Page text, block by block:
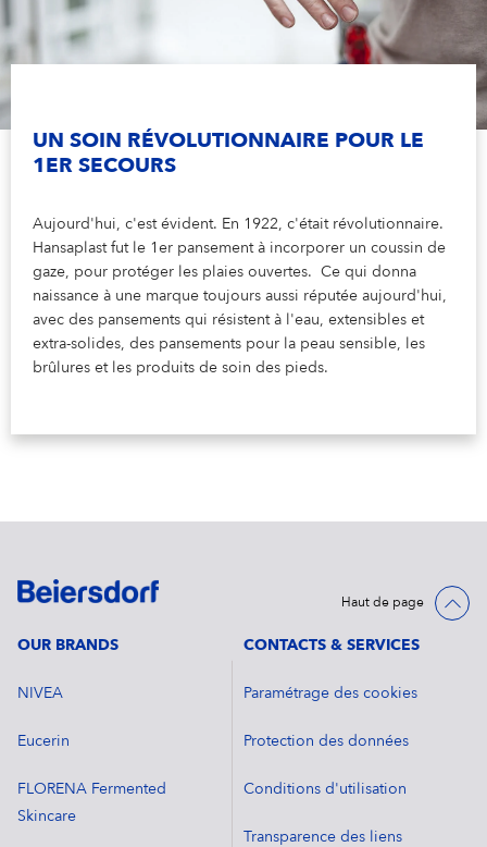
UN SOIN RÉVOLUTIONNAIRE POUR LE
1ER SECOURS
Aujourd'hui, c'est évident. En 1922, c'était révolutionnaire.
Hansaplast fut le 1er pansement à incorporer un coussin de
gaze, pour protéger les plaies ouvertes. Ce qui donna
naissance à une marque toujours aussi réputée aujourd'hui,
avec des pansements qui résistent à l'eau, extensibles et
extra-solides, des pansements pour la peau sensible, les
brûlures et les produits de soin des pieds.
Haut de page
OUR BRANDS
NIVEA
Eucerin
FLORENA Fermented
Skincare
CONTACTS & SERVICES
Paramétrage des cookies
Protection des données
Conditions d'utilisation
Transparence des liens